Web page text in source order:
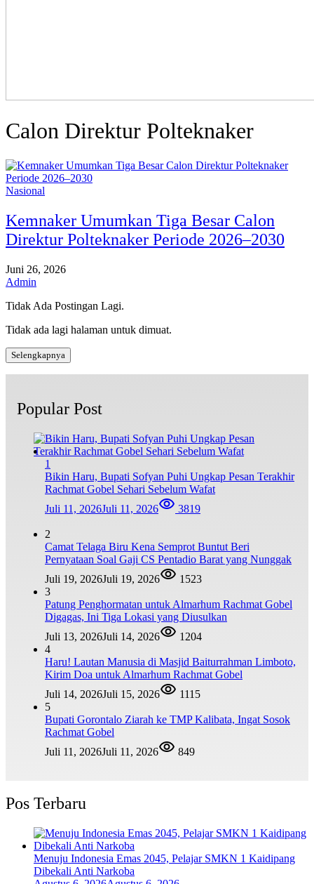
Calon Direktur Polteknaker
Nasional
Kemnaker Umumkan Tiga Besar Calon
Direktur Polteknaker Periode 2026–2030
Juni 26, 2026
Admin
Tidak Ada Postingan Lagi.
Tidak ada lagi halaman untuk dimuat.
Selengkapnya
Popular Post
1
Bikin Haru, Bupati Sofyan Puhi Ungkap Pesan Terakhir
Rachmat Gobel Sehari Sebelum Wafat
Juli 11, 2026Juli 11, 2026 3819
2
Camat Telaga Biru Kena Semprot Buntut Beri
Pernyataan Soal Gaji CS Pentadio Barat yang Nunggak
Juli 19, 2026Juli 19, 2026
1523
3
Patung Penghormatan untuk Almarhum Rachmat Gobel
Digagas, Ini Tiga Lokasi yang Diusulkan
Juli 13, 2026Juli 14, 2026
1204
4
Haru! Lautan Manusia di Masjid Baiturrahman Limboto,
Kirim Doa untuk Almarhum Rachmat Gobel
Juli 14, 2026Juli 15, 2026
1115
5
Bupati Gorontalo Ziarah ke TMP Kalibata, Ingat Sosok
Rachmat Gobel
Juli 11, 2026Juli 11, 2026 849
Pos Terbaru
Menuju Indonesia Emas 2045, Pelajar SMKN 1 Kaidipang
Dibekali Anti Narkoba